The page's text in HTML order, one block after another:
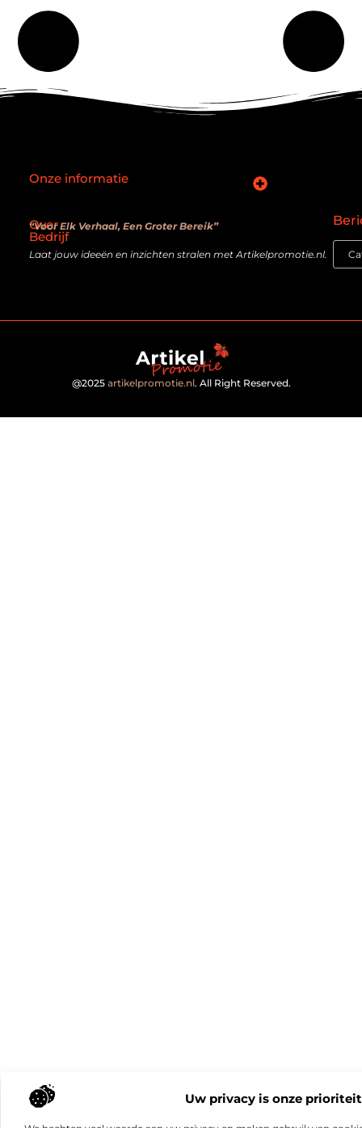
Uw privacy is onze prioriteit
Over
Bedrijf
“Voor Elk Verhaal, Een Groter Bereik”
Laat jouw ideeën en inzichten stralen met Artikelpromotie.nl.
Onze informatie
@2025 artikelpromotie.nl. All Right Reserved.